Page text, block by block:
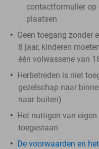
contactformulier op
plaatsen
Geen toegang zonder
8 jaar, kinderen
één volwassene van
Herbetreden is niet
gezelschap naar
naar buiten)
Het nuttigen van
toegestaan
De voorwaarden en